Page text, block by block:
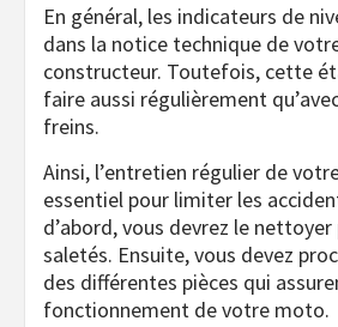
En général, les indicateurs de
dans la notice technique de
constructeur. Toutefois, cette
faire aussi régulièrement
freins.
Ainsi, l’entretien régulier de
essentiel pour limiter les
d’abord, vous devrez le
saletés. Ensuite, vous devez
des différentes pièces qui
fonctionnement de votre moto.